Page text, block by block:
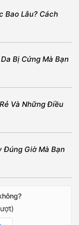
Bao Lâu? Cách
Bị Cứng Mà Bạn
Và Những Điều
Đúng Giờ Mà Bạn